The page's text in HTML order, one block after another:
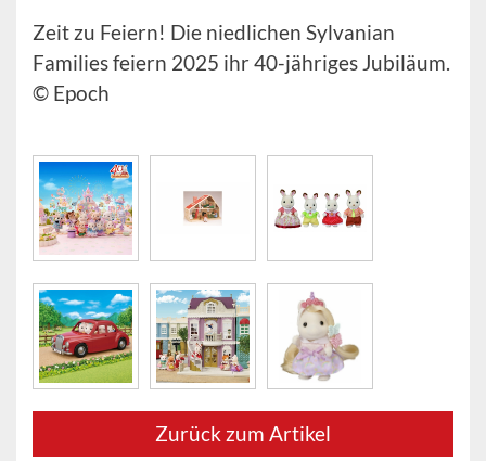
Zeit zu Feiern! Die niedlichen Sylvanian
Families feiern 2025 ihr 40-jähriges Jubiläum.
© Epoch
Zurück zum Artikel